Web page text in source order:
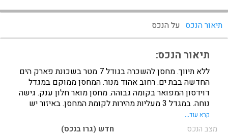
תיאור הנכס על הנכס
תיאור הנכס:
ללא תיווך. מחסן להשכרה בגודל 7 מטר בשכונת פארק הים
החדשה בבת ים. רחוב אהוד מנור. המחסן ממוקם במגדל
דוידסון המפואר בקומה גבוהה. מחסן מואר חלון ענק. גישה
נוחה. במגדל 3 מעליות מהירות לקומת המחסן. באיזור יש
חניה בשפע. ניתן להשכיר לטווח ארוך (או לתקופה קצרה).
קרא עוד...
מצב הנכס
חדש (גרו בנכס)